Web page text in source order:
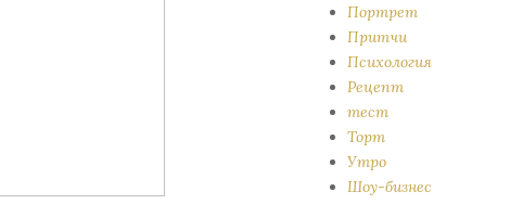
Портрет
Притчи
Психология
Рецепт
тест
Торт
Утро
Шоу-бизнес